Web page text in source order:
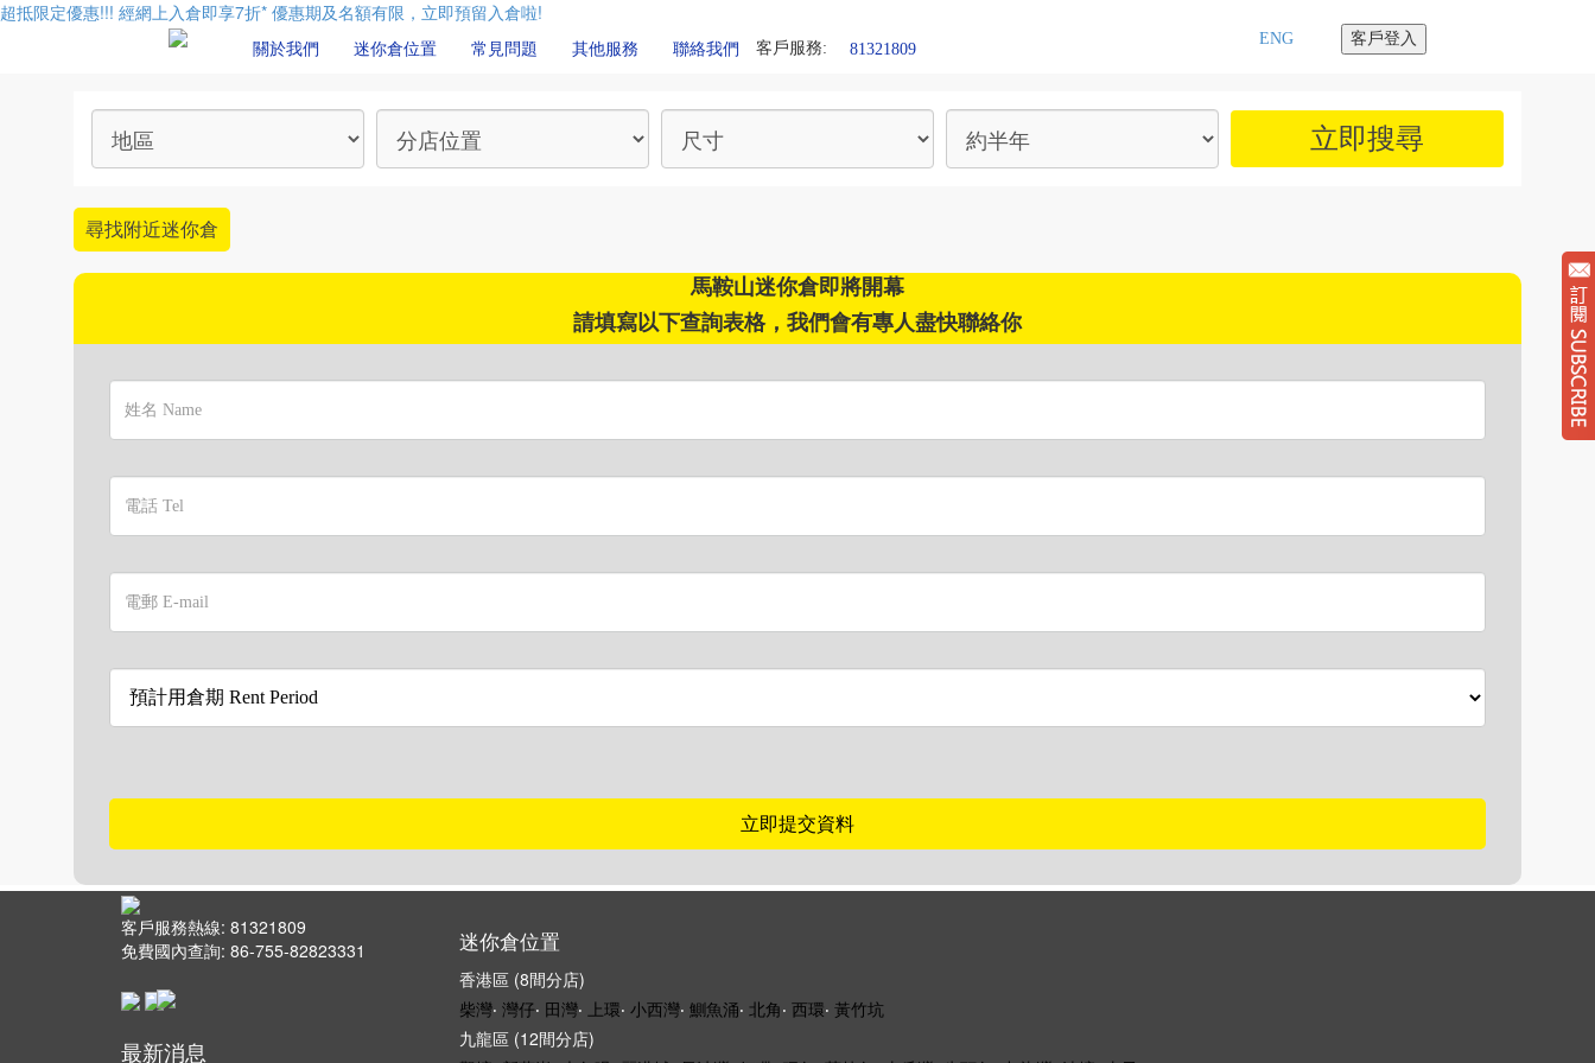
超抵限定優惠!!! 經網上入倉即享7折* 優惠期及名額有限，立即預留入倉啦!
關於我們 迷你倉位置 常見問題 其他服務 聯絡我們 客戶服務: 81321809
ENG 客戶登入
尋找附近迷你倉
馬鞍山迷你倉即將開幕
請填寫以下查詢表格，我們會有專人盡快聯絡你
立即提交資料
客戶服務熱線: 81321809
免費國內查詢: 86-755-82823331
最新消息
迷你倉位置
香港區 (8間分店)
柴灣‧ 灣仔‧ 田灣‧ 上環‧ 小西灣‧ 鰂魚涌‧ 北角‧ 西環‧ 黃竹坑
九龍區 (12間分店)